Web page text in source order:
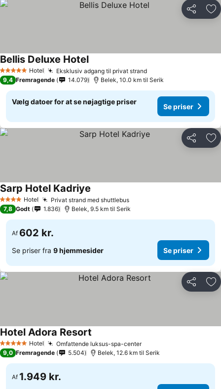
Del
5 Stjerner Hotel Eksklusiv adgang til privat strand
Bellis Deluxe Hotel
9,4 Fremragende 14.079 Belek, 10.0 km til Serik
Vælg datoer for at se nøjagtige priser
Se priser
Del
4 StjernerHotel Privat strand med shuttlebus
Sarp Hotel Kadriye
7,8 Godt 1.836 Belek, 9.5 km til Serik
Af 602 kr.
Se priser fra 9 hjemmesider Se priser
Del
5 Stjerner Hotel Omfattende luksus-spa-center
Hotel Adora Resort
9,0 Fremragende 5.504 Belek, 12.6 km til Serik
Af 1.949 kr.